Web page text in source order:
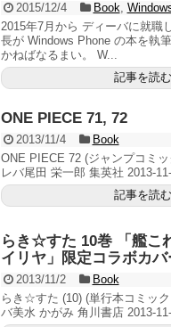
2015/12/4 Book,
2015年7月から ディーバに就職
長が Windows Phone の本を執
かねばなるまい。 W...
記事を読む
ONE PIECE 71, 72
2013/11/4
Book
ONE PIECE 72 (ジャンプコミ
レバ尾田 栄一郎 集英社 2013-
記事を読む
らき☆すた 10巻 「艦こ
イリヤ」限定コラボカバ
2013/11/2
Book
らき☆すた (10) (単行本コミッ
バ美水 かがみ 角川書店 2013-